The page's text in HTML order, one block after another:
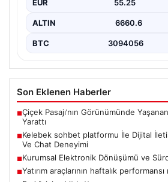
birçok…
EUR 55.25
ALTIN 6660.6
BTC 3094056
Son Eklenen Haberler
■Çiçek Pasajı’nın Görünümünde
Yarattı
■Kelebek sohbet platformu İle Dijital
Ve Chat Deneyimi
■Kurumsal Elektronik Dönüşümü ve
■Yatırım araçlarının haftalık performansı